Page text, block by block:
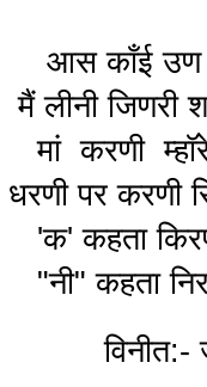
आस काँई उण
मैं लीनी जिणरी
मां करणी
धरणी पर करणी
'क' कहता
"नी" कहता
विनीत:-